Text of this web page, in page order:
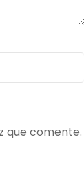
que comente.